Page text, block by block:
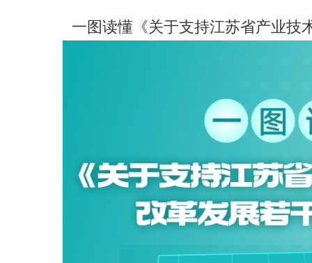
一图读懂《关于支持江苏省产业技